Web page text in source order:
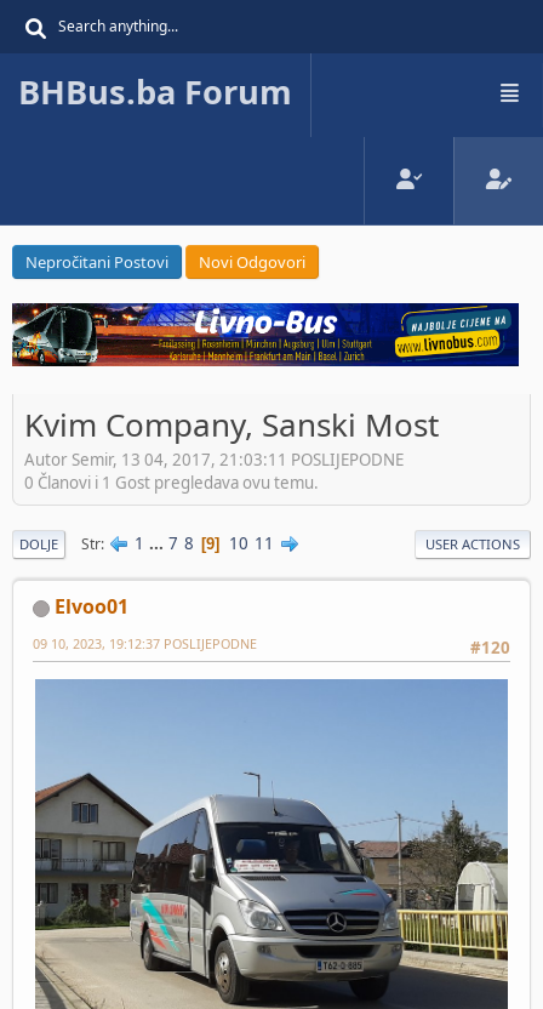
BHBus.ba Forum
Nepročitani Postovi Novi Odgovori
Kvim Company, Sanski Most
Autor Semir, 13 04, 2017, 21:03:11 POSLIJEPODNE
0 Članovi i 1 Gost pregledava ovu temu.
DOLJE Str 1 ... 7 8 9 10 11 USER ACTIONS
Elvoo01
#120
09 10, 2023, 19:12:37 POSLIJEPODNE